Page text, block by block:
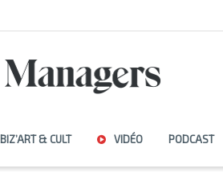
BIZ’ART & CULT VIDÉO PODCAST